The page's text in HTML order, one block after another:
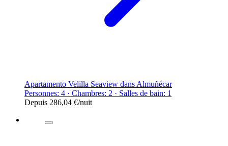
Apartamento Velilla Seaview dans Almuñécar
Personnes: 4 · Chambres: 2 · Salles de bain: 1
Depuis 286,04 €/nuit